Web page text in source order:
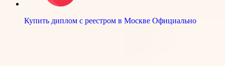
Купить диплом с реестром в Москве Официально